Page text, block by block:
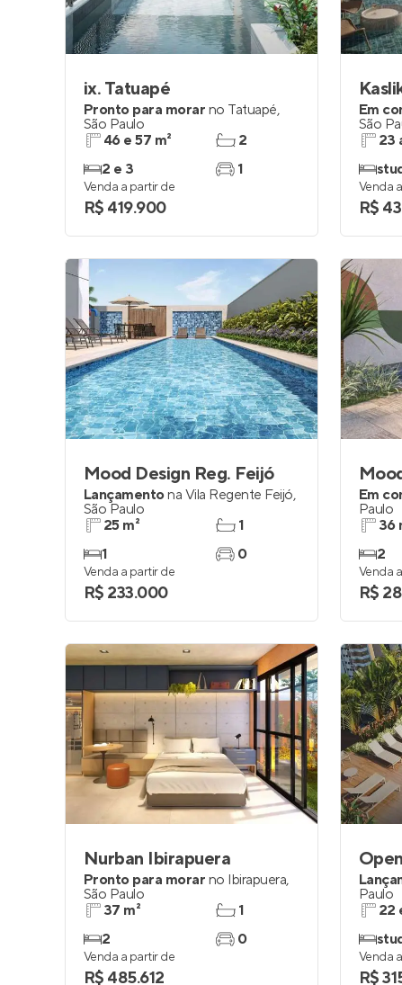
ix. Tatuapé
Pronto para morar no Tatuapé,
São Paulo
46 e 57 m²
2 e 3
2
1
Venda a partir de
R$ 419.900
Em
São
23
Venda
R$
Mood Design Reg. Feijó
Lançamentona Vila Regente Feijó,
São Paulo
25 m²
1
1
0
Venda a partir de
R$ 233.000
Em
Paulo
36
2
Venda
R$
Nurban Ibirapuera
Pronto para morar no Ibirapuera,
São Paulo
37 m²
2
1
0
Venda a partir de
R$ 485.612
Paulo
22
Venda
R$